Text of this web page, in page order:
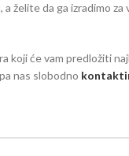
želite da ga izradimo
koji će vam predložiti
nas slobodno